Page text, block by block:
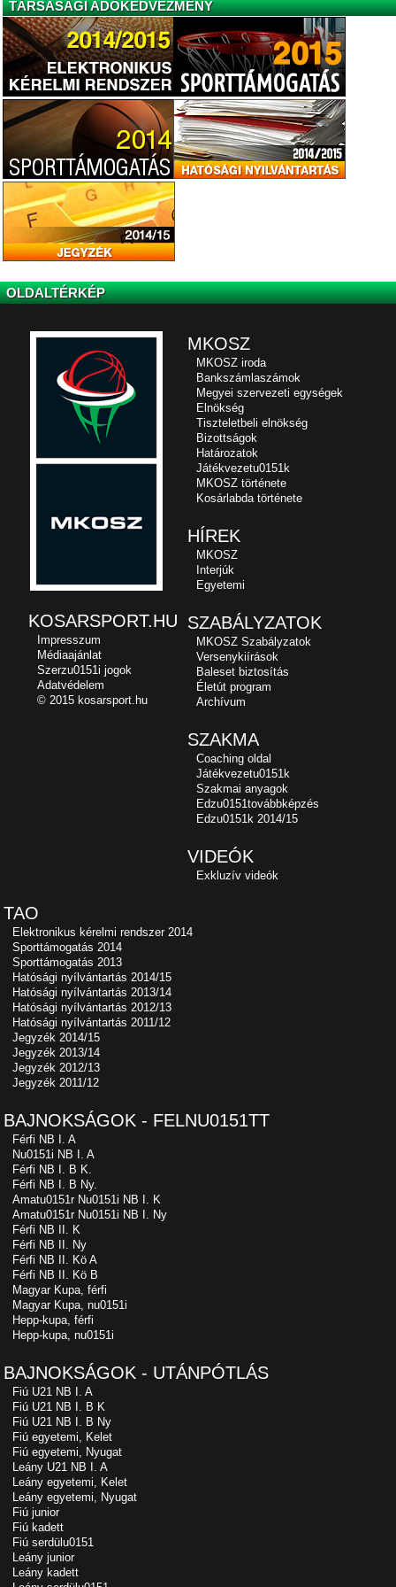
TÁRSASÁGI ADÓKEDVEZMÉNY
OLDALTÉRKÉP
MKOSZ
MKOSZ iroda
Bankszámlaszámok
Megyei szervezeti egységek
Elnökség
Tiszteletbeli elnökség
Bizottságok
Határozatok
Játékvezetu0151k
MKOSZ története
Kosárlabda története
HÍREK
MKOSZ
Interjúk
Egyetemi
SZABÁLYZATOK
MKOSZ Szabályzatok
Versenykiírások
Baleset biztosítás
Életút program
Archívum
SZAKMA
Coaching oldal
Játékvezetu0151k
Szakmai anyagok
Edzu0151továbbképzés
Edzu0151k 2014/15
VIDEÓK
Exkluzív videók
TAO
Elektronikus kérelmi rendszer 2014
Sporttámogatás 2014
Sporttámogatás 2013
Hatósági nyílvántartás 2014/15
Hatósági nyílvántartás 2013/14
Hatósági nyílvántartás 2012/13
Hatósági nyílvántartás 2011/12
Jegyzék 2014/15
Jegyzék 2013/14
Jegyzék 2012/13
Jegyzék 2011/12
BAJNOKSÁGOK - FELNU0151TT
Férfi NB I. A
Nu0151i NB I. A
Férfi NB I. B K.
Férfi NB I. B Ny.
Amatu0151r Nu0151i NB I. K
Amatu0151r Nu0151i NB I. Ny
Férfi NB II. K
Férfi NB II. Ny
Férfi NB II. Kö A
Férfi NB II. Kö B
Magyar Kupa, férfi
Magyar Kupa, nu0151i
Hepp-kupa, férfi
Hepp-kupa, nu0151i
BAJNOKSÁGOK - UTÁNPÓTLÁS
Fiú U21 NB I. A
Fiú U21 NB I. B K
Fiú U21 NB I. B Ny
Fiú egyetemi, Kelet
Fiú egyetemi, Nyugat
Leány U21 NB I. A
Leány egyetemi, Kelet
Leány egyetemi, Nyugat
Fiú junior
Fiú kadett
Fiú serdülu0151
Leány junior
Leány kadett
KOSARSPORT.HU
Impresszum
Médiaajánlat
Szerzu0151i jogok
Adatvédelem
© 2015 kosarsport.hu